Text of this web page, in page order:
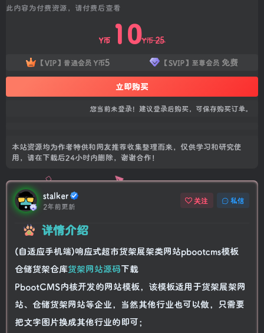
此内容为付费资源，请付费后查看
Y币 10Y币25
【VIP】普通会员 Y币5 【SVIP】至尊会员 免费
立即购买
您当前未登录！建议登录后购买，可保存购买订单。
本站资源均为作者特供和网友推荐收集整理而来，仅供学习和研究使
用，请在下载后24小时内删除，谢谢合作！
stalker
2年前更新
关注 私信
详情介绍
(自适应手机端)响应式超市货架展架类网站pbootcms模板
仓储货架仓库货架网站源码下载
PbootCMS内核开发的网站模板，该模板适用于货架展架网
站、仓储货架网站等企业，当然其他行业也可以做，只需要
把文字图片换成其他行业的即可；